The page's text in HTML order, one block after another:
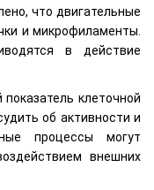
что двигательные
и микрофиламенты.
в действие
клеточной
об активности и
процессы могут
внешних